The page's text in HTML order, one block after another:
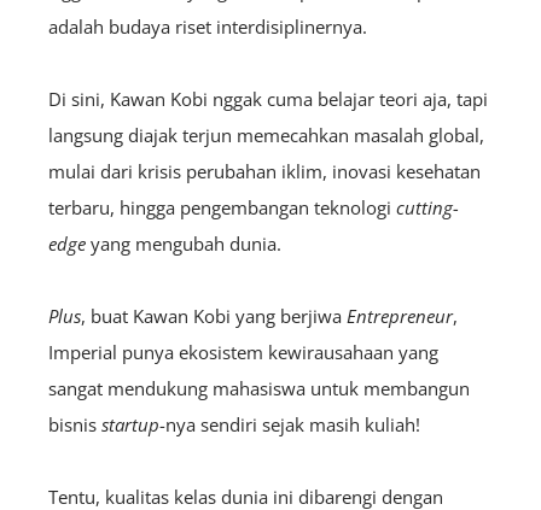
adalah budaya riset interdisiplinernya.
Di sini, Kawan Kobi nggak cuma belajar teori aja, tapi
langsung diajak terjun memecahkan masalah global,
mulai dari krisis perubahan iklim, inovasi kesehatan
terbaru, hingga pengembangan teknologi cutting-
edge yang mengubah dunia.
Plus, buat Kawan Kobi yang berjiwa Entrepreneur,
Imperial punya ekosistem kewirausahaan yang
sangat mendukung mahasiswa untuk membangun
bisnis startup-nya sendiri sejak masih kuliah!
Tentu, kualitas kelas dunia ini dibarengi dengan